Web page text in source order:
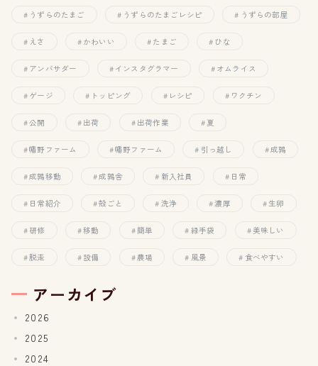
うずらのたまご うずらのたまごレシピ うずらの部屋
えさ かわいい たまご ひな
アンバサダー インスタグラマー オムライス
ゲージ トッピング レシピ ワクチン
公開 出荷 出荷作業 夏
幡野ファーム 幡野ファーム 引っ越し 成鶉
成鶉移動 成鶉舎 新入社員 日常
日常紹介 殻ごと 洗浄 濃厚 生卵
研修 移動 簡単 緑手袋 美味しい
脱走 設備 農場 風景 食べやすい
アーカイブ
2026
2025
2024